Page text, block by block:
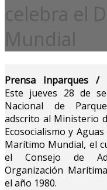
celebra el
Mundial
Prensa Inparques /
Este jueves 28 de
Nacional de
adscrito al Ministerio
Ecosocialismo y
Marítimo Mundial, el
el Consejo de
Organización
el año 1980.